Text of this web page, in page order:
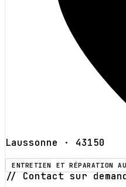
Laussonne · 43150
ENTRETIEN ET RÉPARATION
// Contact sur